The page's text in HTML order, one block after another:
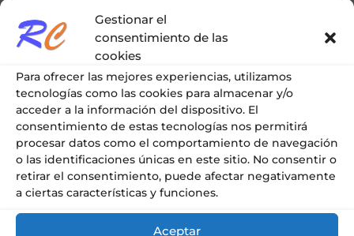
Gestionar el
consentimiento de las
cookies
Para ofrecer las mejores experiencias, utilizamos
tecnologías como las cookies para almacenar y/o
acceder a la información del dispositivo. El
consentimiento de estas tecnologías nos permitirá
procesar datos como el comportamiento de navegación
o las identificaciones únicas en este sitio. No consentir o
retirar el consentimiento, puede afectar negativamente
a ciertas características y funciones.
Aceptar
CONTRATAR
ULTRA
48 €
Por Mes